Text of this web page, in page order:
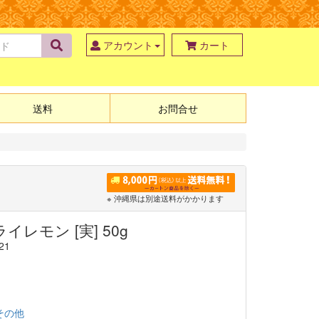
アカウント カート
送料 お問合せ
※ 沖縄県は別途送料がかかります
イレモン [実] 50g
の他